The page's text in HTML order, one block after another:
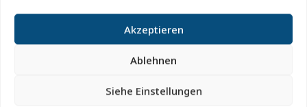
Akzeptieren
Ablehnen
Siehe Einstellungen
Ort:
Bei der großen Kanone vor dem Bunkermuseum
Hanstholm, Molevej 29, Hanstholm